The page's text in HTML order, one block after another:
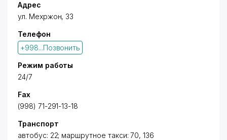
Адрес
ул. Мехржон, 33
Телефон
+998...Позвонить
Режим работы
24/7
Fax
(998) 71-291-13-18
Транспорт
автобус: 22; маршрутное такси: 70, 136